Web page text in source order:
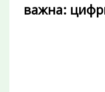
важна: